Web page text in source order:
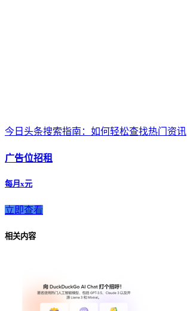
今日头条搜索指南：如何轻松查找热门资讯
广告位招租
每月x元
立即查看
相关内容